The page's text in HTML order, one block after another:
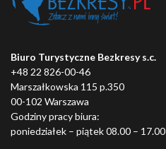
Biuro Turystyczne Bezkresy s.c.
+48 22 826-00-46
Marszałkowska 115 p.350
00-102 Warszawa
Godziny pracy biura:
poniedziałek – piątek 08.00 – 17.00